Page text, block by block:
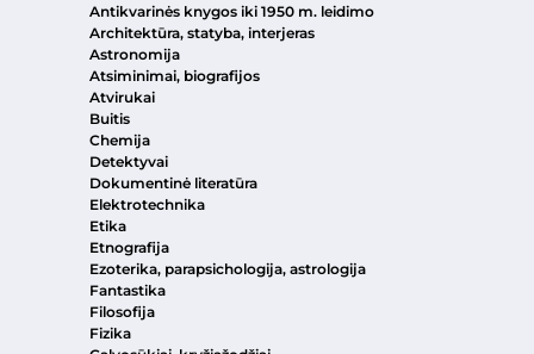
Antikvarinės knygos iki 1950 m. leidimo
Architektūra, statyba, interjeras
Astronomija
Atsiminimai, biografijos
Atvirukai
Buitis
Chemija
Detektyvai
Dokumentinė literatūra
Elektrotechnika
Etika
Etnografija
Ezoterika, parapsichologija, astrologija
Fantastika
Filosofija
Fizika